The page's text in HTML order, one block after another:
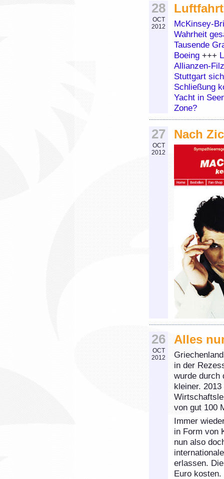
28
OCT
2012
Luftfahrt
McKinsey-
Wahrheit
Tausende
Boeing +++
Allianzen-Filz
Stuttgart
Schließung
Yacht in
Zone?
27
OCT
2012
Nach
26
OCT
2012
Alles
in der
wurde durch
kleiner.
von gut 100
Immer
in Form von
nun also
erlassen.
Euro kosten.